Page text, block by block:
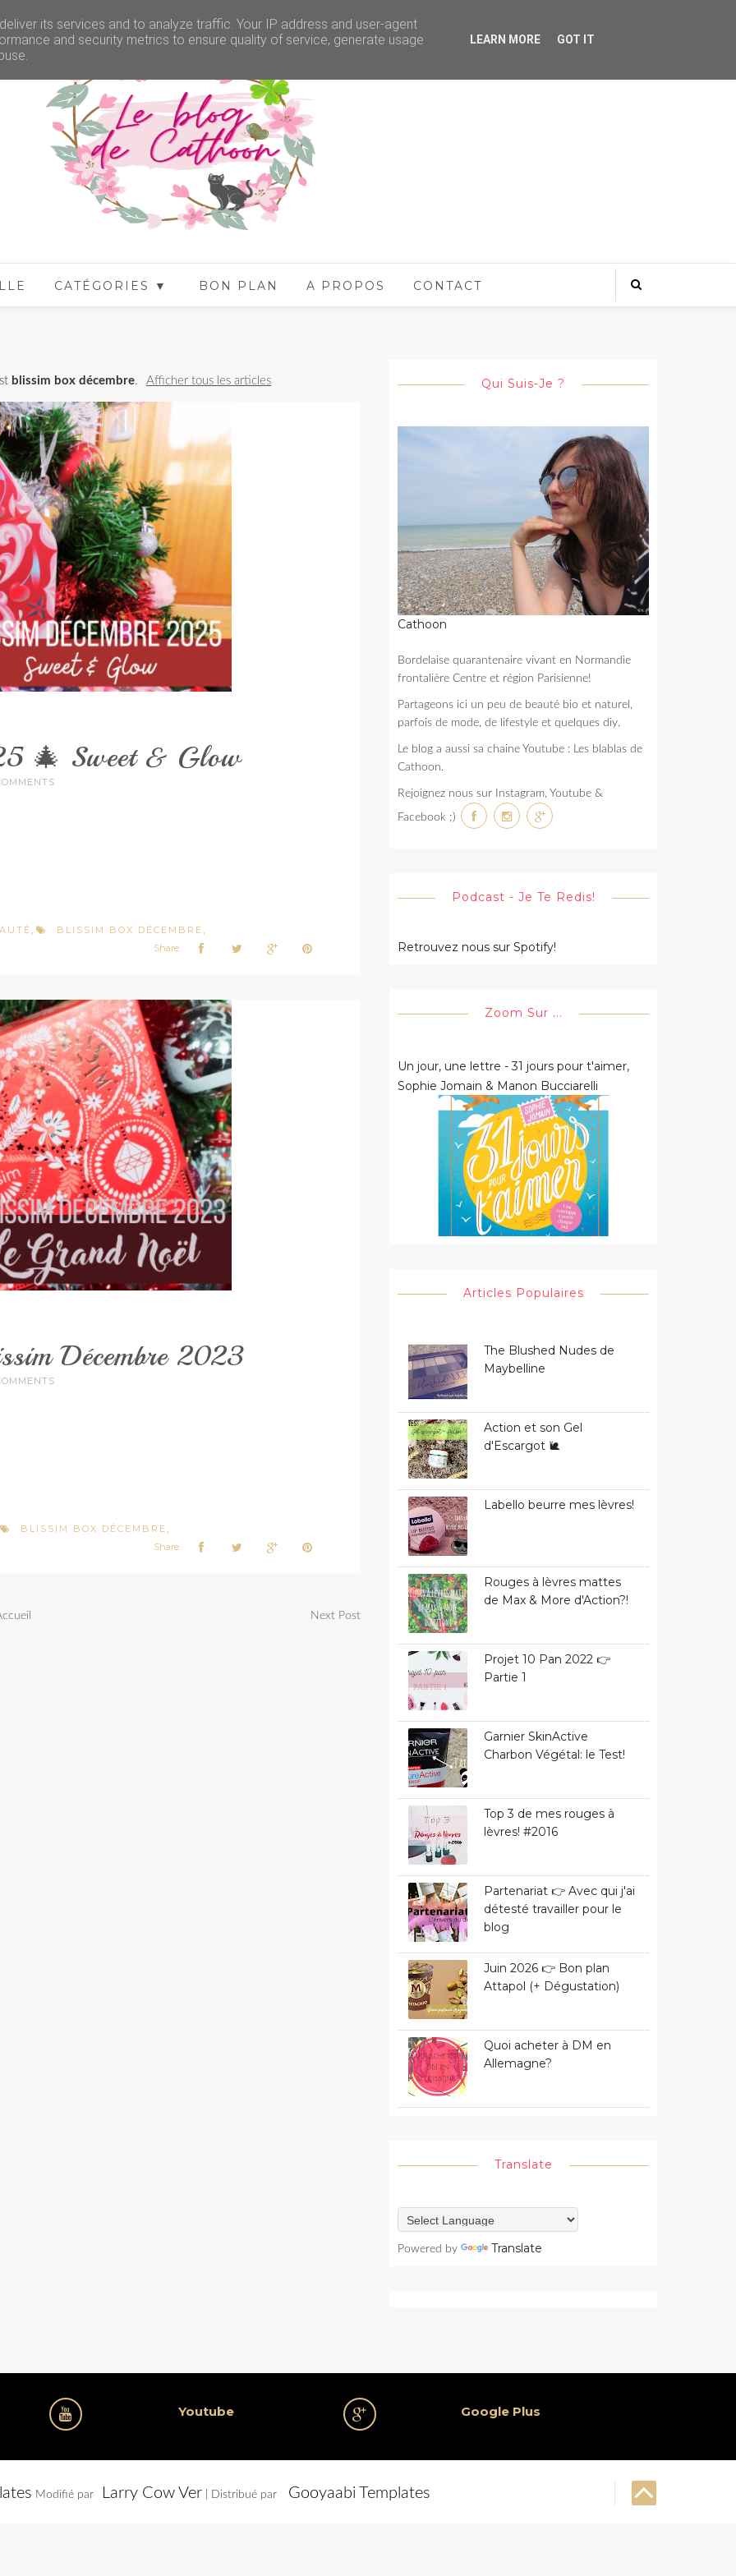
CATÉGORIES ▼ BON PLAN A PROPOS CONTACT
blissim box décembre. Afficher tous les articles
🎄 Sweet & Glow
, BLISSIM BOX DÉCEMBRE,
Share:
Décembre 2023
BLISSIM BOX DÉCEMBRE
Share:
Next Post
Qui Suis-Je ?
Cathoon
Bordelaise quarantenaire vivant en Normandie
frontalière Centre et région Parisienne!
Partageons ici un peu de beauté bio et naturel,
parfois de mode, de lifestyle et quelques diy.
Le blog a aussi sa chaine Youtube : Les blablas de
Cathoon.
Rejoignez nous sur Instagram, Youtube &
Facebook ;)
Podcast - Je Te Redis!
Retrouvez nous sur Spotify!
Zoom Sur ...
Un jour, une lettre - 31 jours pour t'aimer,
Sophie Jomain & Manon Bucciarelli
Articles Populaires
The Blushed Nudes de
Maybelline
Action et son Gel
d'Escargot 🐌
Labello beurre mes lèvres!
Rouges à lèvres mattes
de Max & More d'Action?!
Projet 10 Pan 2022 👉
Partie 1
Garnier SkinActive
Charbon Végétal: le Test!
Top 3 de mes rouges à
lèvres! #2016
Partenariat 👉 Avec qui j'ai
détesté travailler pour le
blog
Juin 2026 👉 Bon plan
Attapol (+ Dégustation)
Quoi acheter à DM en
Allemagne?
Translate
Powered by Translate
Youtube Google Plus
Modifié par Larry Cow Ver| Distribué par Gooyaabi Templates
its services and to analyze traffic. Your IP address and user-agent
and security metrics to ensure quality of service, generate usage
LEARN MORE GOT IT